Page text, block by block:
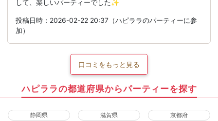
して、楽しいパーティーでした✨
投稿日時：2026-02-22 20:37（ハピララのパーティーに参
加）
口コミをもっと見る
ハピララの都道府県からパーティーを探す
静岡県 滋賀県 京都府